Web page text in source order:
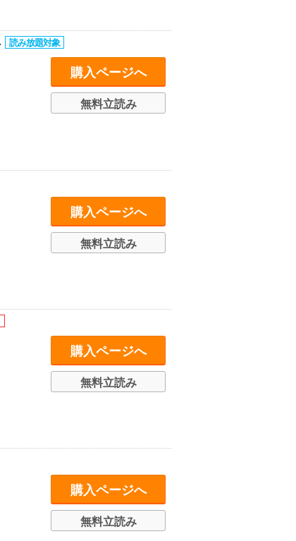
購入ページへ
無料立読み
購入ページへ
無料立読み
購入ページへ
無料立読み
購入ページへ
無料立読み